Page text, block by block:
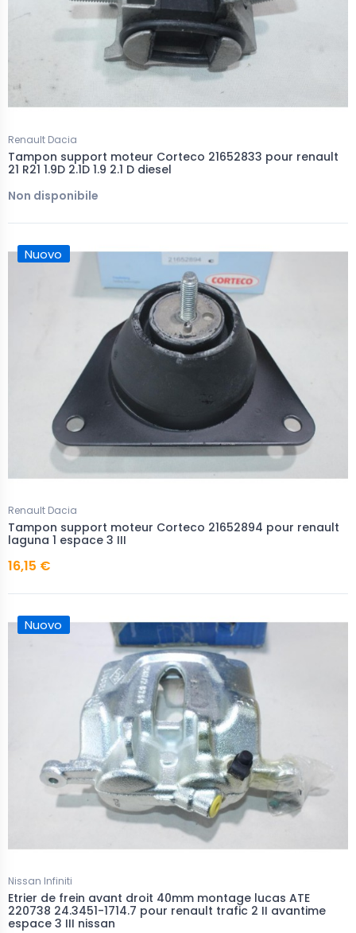
Renault Dacia
Tampon support moteur Corteco 21652833 pour renault
21 R21 1.9D 2.1D 1.9 2.1 D diesel
Non disponibile
Nuovo
Renault Dacia
Tampon support moteur Corteco 21652894 pour renault
laguna 1 espace 3 III
16,15 €
Nuovo
Nissan Infiniti
Etrier de frein avant droit 40mm montage lucas ATE
220738 24.3451-1714.7 pour renault trafic 2 II avantime
espace 3 III nissan